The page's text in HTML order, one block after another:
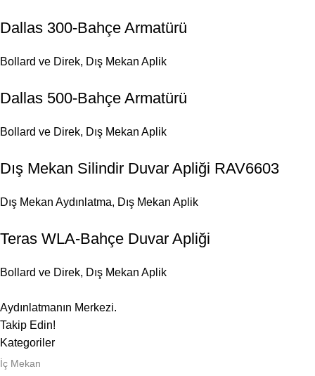
Dallas 300-Bahçe Armatürü
Bollard ve Direk, Dış Mekan Aplik
Dallas 500-Bahçe Armatürü
Bollard ve Direk, Dış Mekan Aplik
Dış Mekan Silindir Duvar Apliği RAV6603
Dış Mekan Aydınlatma, Dış Mekan Aplik
Teras WLA-Bahçe Duvar Apliği
Bollard ve Direk, Dış Mekan Aplik
Aydınlatmanın Merkezi.
Takip Edin!
Kategoriler
İç Mekan